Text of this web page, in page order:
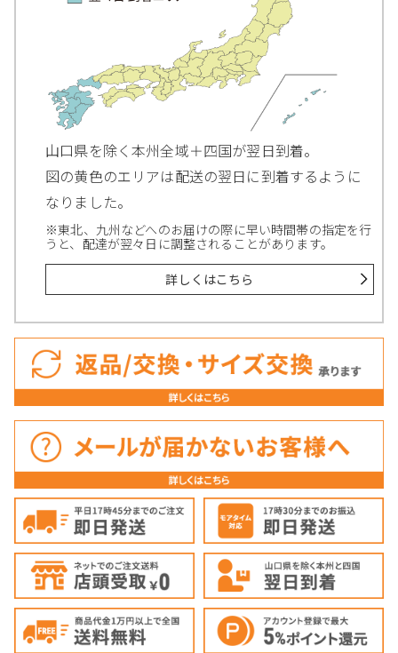
山口県を除く本州全域＋四国が翌日到着。
図の黄色のエリアは配送の翌日に到着するように
なりました。
※東北、九州などへのお届けの際に早い時間帯の指定を行
うと、配達が翌々日に調整されることがあります。
詳しくはこちら